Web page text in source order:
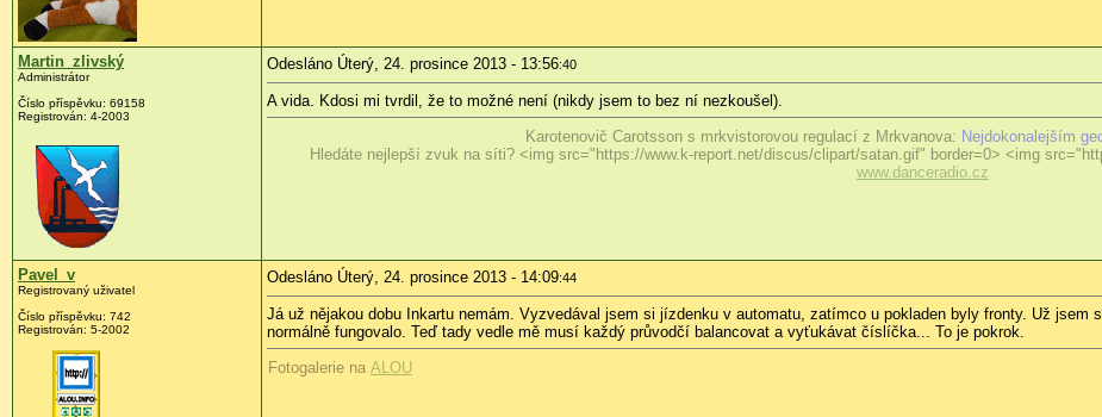
Martin_zlivský
Administrátor
Číslo příspěvku: 69158
Registrován: 4-2003
Odesláno Úterý, 24. prosince 2013 - 13:56:40
A vida. Kdosi mi tvrdil, že to možné není (nikdy jsem to bez ní nezkoušel).
Karotenovič Carotsson s mrkvistorovou regulací z Mrkvanova: Nejdokonalejším
Hledáte nejlepší zvuk na síti? <img src="https://www.k-report.net/discus/clipart/satan.gif" border=0> <img
www.danceradio.cz
Pavel_v
Registrovaný uživatel
Číslo příspěvku: 742
Registrován: 5-2002
Odesláno Úterý, 24. prosince 2013 - 14:09:44
Já už nějakou dobu Inkartu nemám. Vyzvedával jsem si jízdenku v automatu, zatímco u pokladen byly fronty. Už
normálně fungovalo. Teď tady vedle mě musí každý průvodčí balancovat a vyťukávat číslíčka... To je pokrok.
Fotogalerie na ALOU